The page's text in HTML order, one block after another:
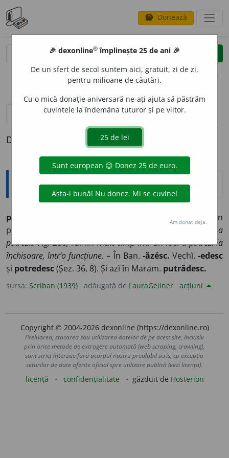
savings Donează
clear
opțiuni
definiții (1) pronunțievolume_up (2)
Definiția cu ID-ul 700647:
Explicative DEX
putrezésc
). Devin
putred, putregăĭesc, mă descompun:
carnea, lemnu a
putrezit. Fig.Zac, rămîn mult timp într’un loc:a putrezi la
închisoare, într’o funcțiune. – În Ban. -ăzésc. Vechĭ. -edesc
și potredesc(Șez. 36, 8). Și azĭ în Maram. putrădesc.
sursa: Scriban (1939) adăugată de LauraGellner acțiuni
Copyright © 2004-2026 dexonline (https://dexonline.ro)
Preluarea, stocarea sau utilizarea datelor de pe acest site, inclusiv
prin orice metode de extragere automată (web scraping, crawling),
sunt strict interzise fără acordul nostru prealabil scris, cu excepția
seturilor de date oferite oficial spre utilizare publică (vezi licența).
licență confidențialitate găzduit de Hosterion
🎉 dexonline® împlinește 25 de ani 🎉
De un sfert de secol suntem aici, gratuit, zi de zi,
pentru milioane de căutări.
Cu o mică donație aniversară ne-ați ajuta să păstrăm
cuvintele la îndemâna tuturor și pe viitor.
Am donat deja.